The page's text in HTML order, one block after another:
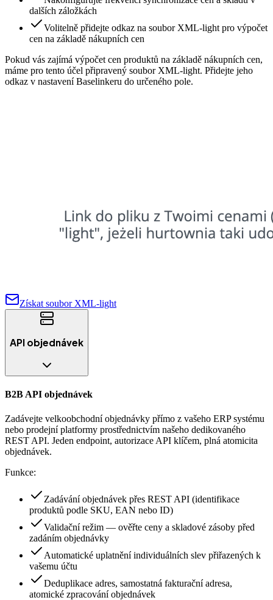
dalších záložkách
Volitelně přidejte odkaz na soubor XML-light pro výpočet
cen na základě nákupních cen
Pokud vás zajímá výpočet cen produktů na základě nákupních cen,
máme pro tento účel připravený soubor XML-light. Přidejte jeho
odkaz v nastavení Baselinkeru do určeného pole.
Získat soubor XML-light
API objednávek
B2B API objednávek
Zadávejte velkoobchodní objednávky přímo z vašeho ERP systému
nebo prodejní platformy prostřednictvím našeho dedikovaného
REST API. Jeden endpoint, autorizace API klíčem, plná atomicita
objednávek.
Funkce:
Zadávání objednávek přes REST API (identifikace
produktů podle SKU, EAN nebo ID)
Validační režim — ověřte ceny a skladové zásoby před
zadáním objednávky
Automatické uplatnění individuálních slev přiřazených k
vašemu účtu
Deduplikace adres, samostatná fakturační adresa,
atomické zpracování objednávek